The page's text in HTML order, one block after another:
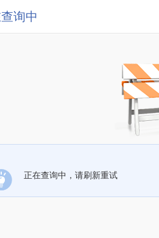
询中
正在查询中，请刷新重试